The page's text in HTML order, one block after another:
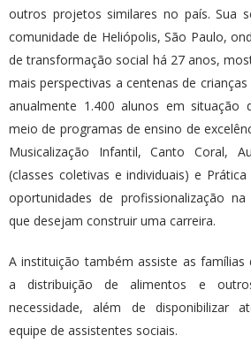
outros projetos similares no país. Sua
comunidade de Heliópolis, São Paulo,
de transformação social há 27 anos,
mais perspectivas a centenas de
anualmente 1.400 alunos em situação
meio de programas de ensino de
Musicalização Infantil, Canto Coral,
(classes coletivas e individuais) e
oportunidades de profissionalização
que desejam construir uma carreira.
A instituição também assiste as famílias
a distribuição de alimentos e
necessidade, além de disponibilizar
equipe de assistentes sociais.